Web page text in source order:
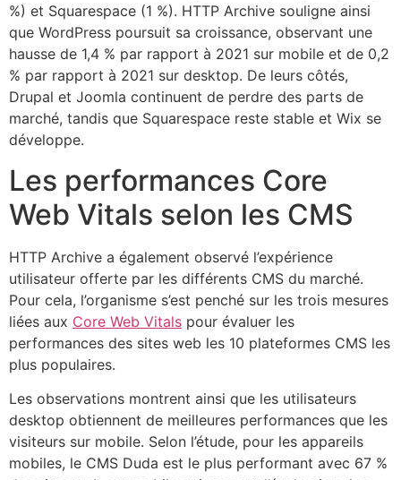
%) et Squarespace (1 %). HTTP Archive souligne ainsi
que WordPress poursuit sa croissance, observant une
hausse de 1,4 % par rapport à 2021 sur mobile et de 0,2
% par rapport à 2021 sur desktop. De leurs côtés,
Drupal et Joomla continuent de perdre des parts de
marché, tandis que Squarespace reste stable et Wix se
développe.
Les performances Core
Web Vitals selon les CMS
HTTP Archive a également observé l’expérience
utilisateur offerte par les différents CMS du marché.
Pour cela, l’organisme s’est penché sur les trois mesures
liées aux Core Web Vitals pour évaluer les
performances des sites web les 10 plateformes CMS les
plus populaires.
Les observations montrent ainsi que les utilisateurs
desktop obtiennent de meilleures performances que les
visiteurs sur mobile. Selon l’étude, pour les appareils
mobiles, le CMS Duda est le plus performant avec 67 %